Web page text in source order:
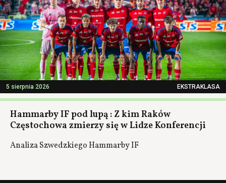
5 sierpnia 2026 EKSTRAKLASA
Hammarby IF pod lupą : Z kim Raków
Częstochowa zmierzy się w Lidze Konferencji
Analiza Szwedzkiego Hammarby IF